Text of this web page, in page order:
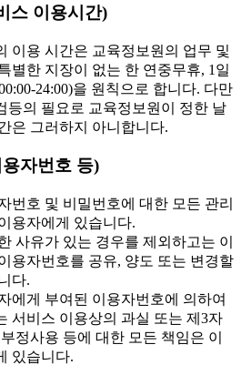
스 이용시간)
이용 시간은 교육정보원의 업무 및
별한 지장이 없는 한 연중무휴, 1일
24:00)을 원칙으로 합니다. 다만
등의 필요로 교육정보원이 정한 날
은 그러하지 아니합니다.
자번호 등)
번호 및 비밀번호에 대한 모든 관리
용자에게 있습니다.
사유가 있는 경우를 제외하고는 이
용자번호를 공유, 양도 또는 변경할
다.
에게 부여된 이용자번호에 의하여
서비스 이용상의 과실 또는 제3자
정사용 등에 대한 모든 책임은 이
있습니다.